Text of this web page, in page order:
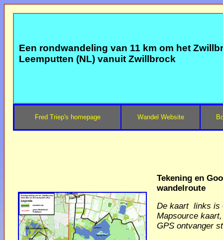
Een rondwandeling van 11 km om het
Leemputten (NL) vanuit Zwillbrock
Fred Triep's homepage Wandel Website
Tekening en
wandelroute
De kaart links is
Mapsource
GPS ontvanger